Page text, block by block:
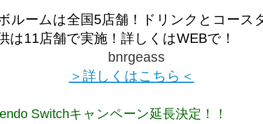
ルームは全国5店舗！ドリンクとコース
は11店舗で実施！詳しくはWEBで！
＞詳しくはこちら＜
Switchキャンペーン延長決定！！